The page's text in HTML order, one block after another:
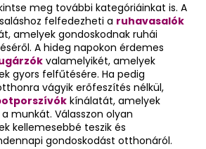
meg további kategóriáinkat is. A
felfedezheti a ruhavasalók
amelyek gondoskodnak ruhái
A hideg napokon érdemes
valamelyikét, amelyek
gyors felfűtésére. Ha pedig
vágyik erőfeszítés nélkül,
kínálatát, amelyek
munkát. Válasszon olyan
kellemesebbé teszik és
gondoskodást otthonáról.